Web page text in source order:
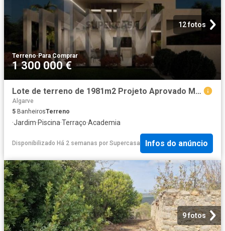
12 fotos
Terreno· Para Comprar
1 300 000 €
Lote de terreno de 1981m2 Projeto Aprovado Moradia T5 Luxo Piscina Rooftop Jardim
Algarve
5 BanheirosTerreno
·Jardim·Piscina·Terraço·Academia
Disponibilizado Há 2 semanas por Supercasa Infos do anúncio
9 fotos